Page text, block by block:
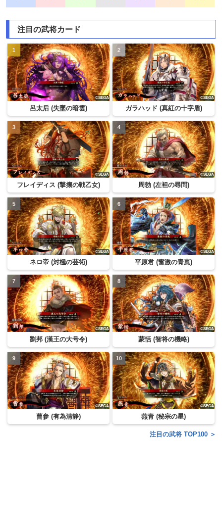
注目の武将カード
呂太后 (失墜の暗雲) ガラハッド (真紅の十字盾)
フレイディス (撃攘の戦乙女) 周勃 (左袒の尋問)
ネロ帝 (対極の芸術) 平原君 (奮激の青嵐)
劉邦 (漢王の大号令) 蒙恬 (智将の機略)
曹参 (有為清静) 燕青 (秘宗の星)
注目の武将 TOP100 ＞